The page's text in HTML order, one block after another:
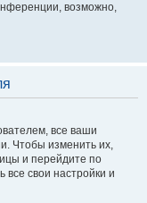
возможно,
все ваши
Чтобы изменить их,
и перейдите по
все свои настройки и